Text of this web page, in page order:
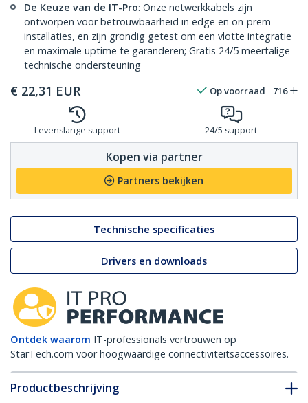
De Keuze van de IT-Pro: Onze netwerkkabels zijn
ontworpen voor betrouwbaarheid in edge en on-prem
installaties, en zijn grondig getest om een vlotte integratie
en maximale uptime te garanderen; Gratis 24/5 meertalige
technische ondersteuning
€ 22,31 EUR Op voorraad 716
Levenslange support 24/5 support
Kopen via partner
Partners bekijken
Technische specificaties
Drivers en downloads
Ontdek waarom IT-professionals vertrouwen op
StarTech.com voor hoogwaardige connectiviteitsaccessoires.
Productbeschrijving